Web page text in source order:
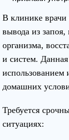
В клинике врачи
вывода из запоя,
организма,
и систем.
использованием
домашних
Требуется
ситуациях: